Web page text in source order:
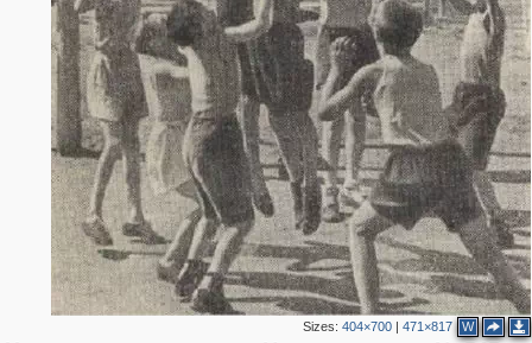
Sizes:404×700 |471×817 W